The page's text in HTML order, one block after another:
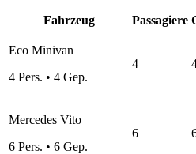
Fahrzeug Passagiere
Eco Minivan
4 Pers. • 4 Gep.
4
Mercedes Vito
6 Pers. • 6 Gep.
6